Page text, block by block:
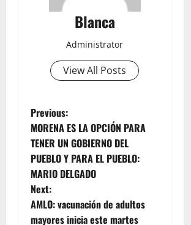
Blanca
Administrator
View All Posts
P
o
s
t
Previous:
MORENA ES LA OPCIÓN PARA
TENER UN GOBIERNO DEL
PUEBLO Y PARA EL PUEBLO:
MARIO DELGADO
Next:
AMLO: vacunación de adultos
mayores inicia este martes